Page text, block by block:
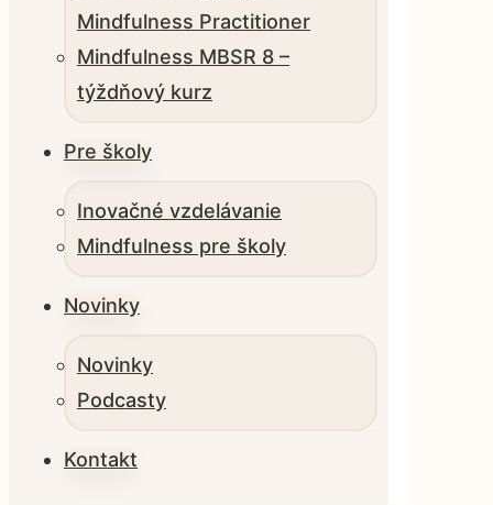
Mindfulness Practitioner
Mindfulness MBSR 8 –
týždňový kurz
Pre školy
Inovačné vzdelávanie
Mindfulness pre školy
Novinky
Novinky
Podcasty
Kontakt